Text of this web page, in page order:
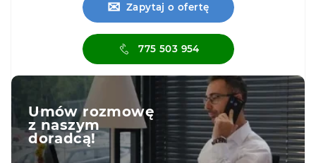
✉ Zapytaj o ofertę
775 503 954
Umów rozmowę
z naszym
doradcą!